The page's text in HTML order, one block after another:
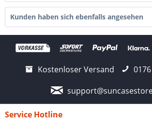
Kunden haben sich ebenfalls angesehen
Kostenloser Versand
Service Hotline